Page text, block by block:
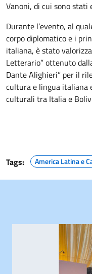
Vanoni, di cui sono stati
Durante l’evento, al
corpo diplomatico e i
italiana, è stato
Letterario” ottenuto
Dante Alighieri” per il
cultura e lingua italiana
culturali tra Italia e
Tags: America Latina e